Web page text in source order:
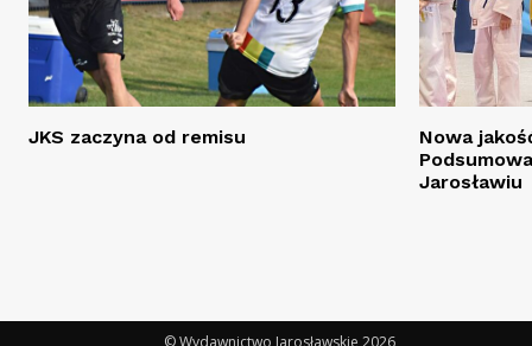
JKS zaczyna od remisu
Nowa
Jarosławiu
© Wydawnictwo Jarosławskie 2026